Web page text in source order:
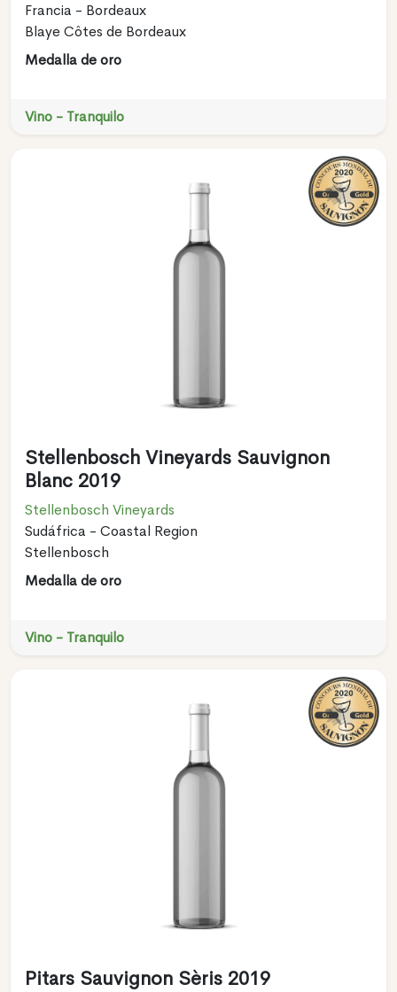
Francia - Bordeaux
Blaye Côtes de Bordeaux
Medalla de oro
Vino - Tranquilo
Stellenbosch Vineyards Sauvignon
Blanc 2019
Stellenbosch Vineyards
Sudáfrica - Coastal Region
Stellenbosch
Medalla de oro
Vino - Tranquilo
Pitars Sauvignon Sèris 2019